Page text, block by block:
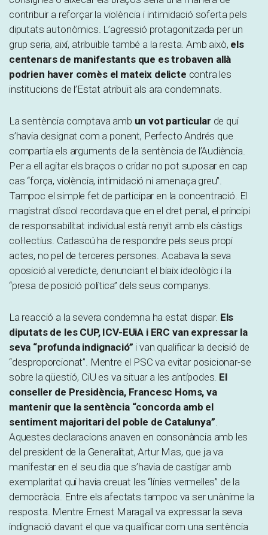
contribuir a reforçar la violència i intimidació soferta pels
diputats autonòmics. L’agressió protagonitzada per un
grup seria, així, atribuïble també a la resta. Amb això, els
centenars de manifestants que es trobaven allà
podrien haver comès el mateix delicte contra les
institucions de l’Estat atribuït als ara condemnats.
La sentència comptava amb un vot particular de qui
s’havia designat com a ponent, Perfecto Andrés que
compartia els arguments de la sentència de l’Audiència.
Per a ell agitar els braços o cridar no pot suposar en cap
cas “força, violència, intimidació ni amenaça greu”.
Tampoc el simple fet de participar en la concentració. El
magistrat díscol recordava que en el dret penal, el principi
de responsabilitat individual està renyit amb els càstigs
col·lectius. Cadascú ha de respondre pels seus propi
actes, no pel de terceres persones. Acabava la seva
oposició al veredicte, denunciant el biaix ideològic i la
“presa de posició política” dels seus companys.
La reacció a la severa condemna ha estat dispar. Els
diputats de les CUP, ICV-EUiA i ERC van expressar la
seva “profunda indignació” i van qualificar la decisió de
“desproporcionat”. Mentre el PSC va evitar posicionar-se
sobre la qüestió, CiU es va situar a les antípodes. El
conseller de Presidència, Francesc Homs, va
mantenir que la sentència “concorda amb el
sentiment majoritari del poble de Catalunya”.
Aquestes declaracions anaven en consonància amb les
del president de la Generalitat, Artur Mas, que ja va
manifestar en el seu dia que s’havia de castigar amb
exemplaritat qui havia creuat les “línies vermelles” de la
democràcia. Entre els afectats tampoc va ser unànime la
resposta. Mentre Ernest Maragall va expressar la seva
indignació davant el que va qualificar com una sentència